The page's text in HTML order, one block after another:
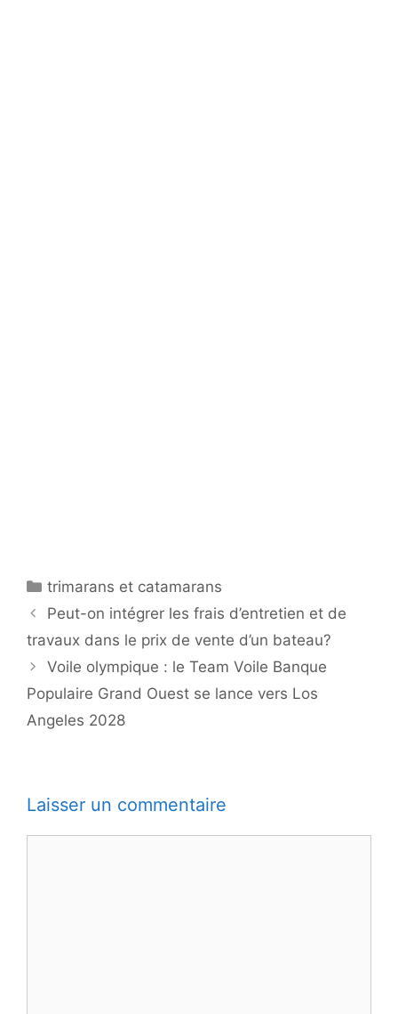
Catégories
trimarans et catamarans
Peut-on intégrer les frais d’entretien et de
travaux dans le prix de vente d’un bateau?
Voile olympique : le Team Voile Banque
Populaire Grand Ouest se lance vers Los
Angeles 2028
Laisser un commentaire